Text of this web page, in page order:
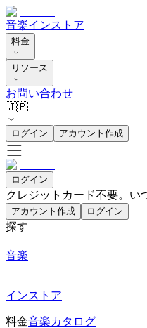
音楽インストア
料金
リソース
お問い合わせ
🇯🇵
ログイン アカウント作成
ログイン
クレジットカード不要。い
アカウント作成 ログイン
探す
音楽
インストア
料金音楽カタログ